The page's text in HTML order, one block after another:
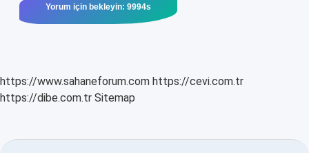
https://www.sahaneforum.com https://cevi.com.tr
https://dibe.com.tr Sitemap